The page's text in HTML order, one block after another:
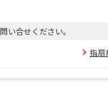
い合せください。
指扇